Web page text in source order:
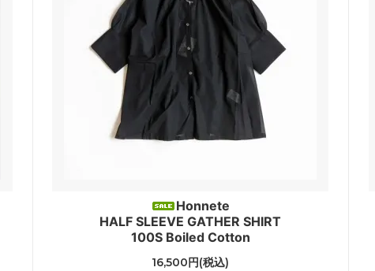
Honnete
HALF SLEEVE GATHER SHIRT
100S Boiled Cotton
16,500円(税込)